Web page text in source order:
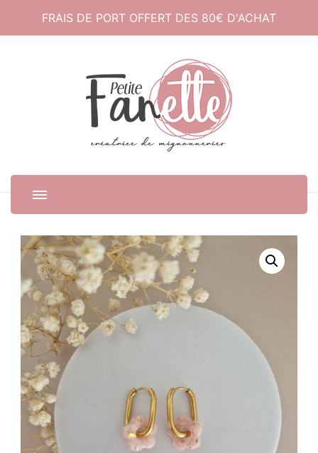
FRAIS DE PORT OFFERT DES 80€ D'ACHAT
Petite Fanette
Créatrice de mignonneries